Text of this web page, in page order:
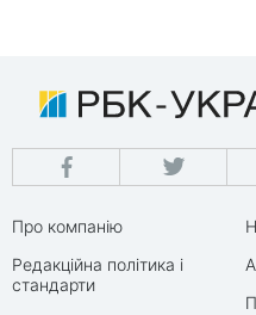
Про компанію
Редакційна політика і
стандарти